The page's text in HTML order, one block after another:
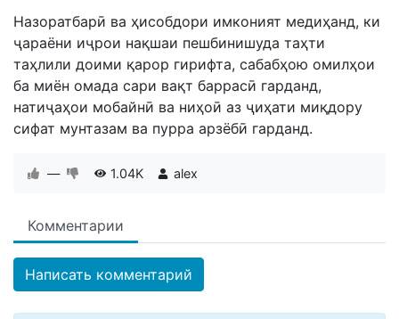
Назоратбарӣ ва ҳисобдори имконият медиҳанд, ки
ҷараёни иҷрои нақшаи пешбинишуда таҳти
таҳлили доими қарор гирифта, сабабҳою омилҳои
ба миён омада сари вақт баррасӣ гарданд,
натиҷаҳои мобайнӣ ва ниҳоӣ аз ҷиҳати миқдору
сифат мунтазам ва пурра арзёбӣ гарданд.
— 1.04K alex
Комментарии
Написать комментарий